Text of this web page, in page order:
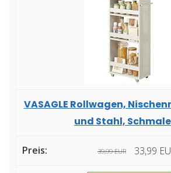
VASAGLE Rollwagen,
und Stahl,
39,99 EUR 33,99